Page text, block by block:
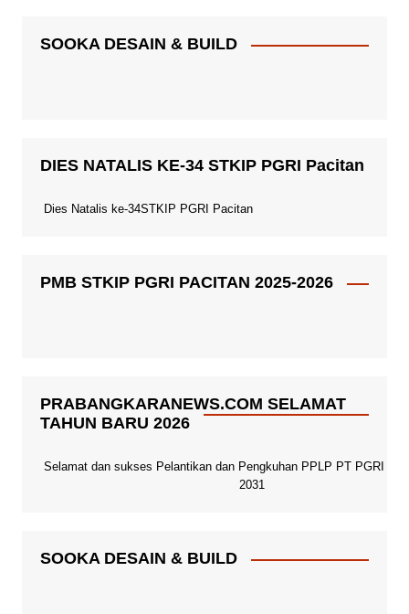
SOOKA DESAIN & BUILD
DIES NATALIS KE-34 STKIP PGRI Pacitan
Dies Natalis ke-34STKIP PGRI Pacitan
PMB STKIP PGRI PACITAN 2025-2026
PRABANGKARANEWS.COM SELAMAT
TAHUN BARU 2026
Selamat dan sukses Pelantikan dan Pengkuhan PPLP PT PGRI
2031
SOOKA DESAIN & BUILD